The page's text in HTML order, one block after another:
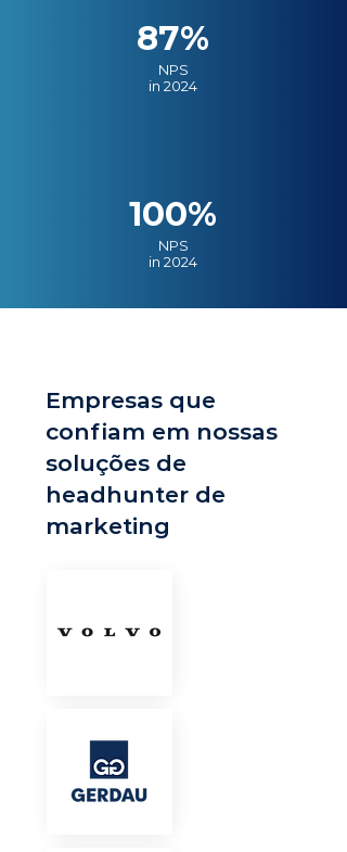
87%
NPS
in 2024
100%
NPS
in 2024
Empresas que
confiam em nossas
soluções de
headhunter de
marketing